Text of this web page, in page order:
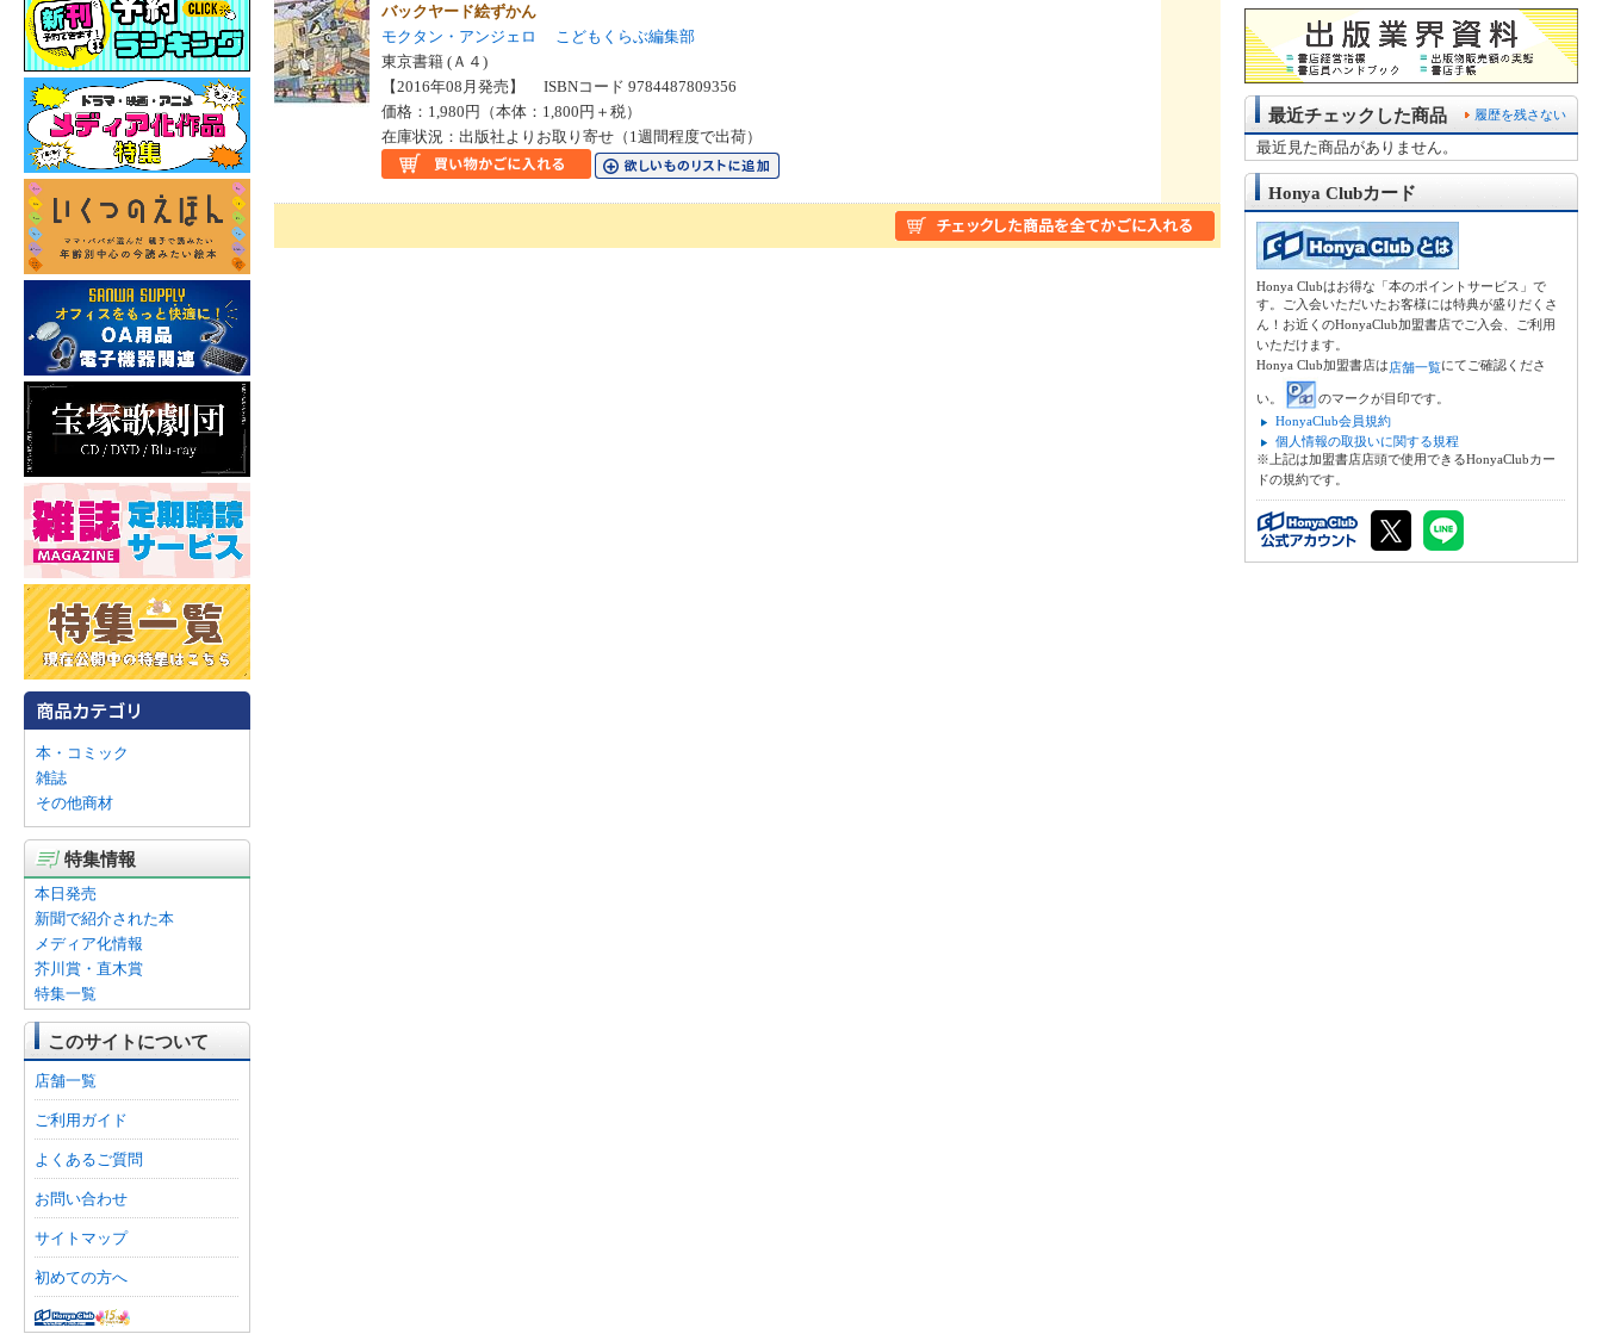
本・コミック
雑誌
その他商材
特集情報
本日発売
新聞で紹介された本
メディア化情報
芥川賞・直木賞
特集一覧
このサイトについて
店舗一覧
ご利用ガイド
よくあるご質問
お問い合わせ
サイトマップ
初めての方へ
バックヤード絵ずかん
モクタン・アンジェロ
こどもくらぶ編集部
東京書籍 (Ａ４)
【2016年08月発売】 ISBNコード 9784487809356
価格：1,980円（本体：1,800円＋税）
在庫状況：出版社よりお取り寄せ（1週間程度で出荷）
履歴を残さない
最近チェックした商品
最近見た商品がありません。
Honya Clubカード
Honya Clubはお得な「本のポイントサービス」で
す。ご入会いただいたお客様には特典が盛りだくさ
ん！お近くのHonyaClub加盟書店でご入会、ご利用
いただけます。
Honya Club加盟書店は店舗一覧にてご確認くださ
い。
のマークが目印です。
HonyaClub会員規約
個人情報の取扱いに関する規程
※上記は加盟書店店頭で使用できるHonyaClubカー
ドの規約です。